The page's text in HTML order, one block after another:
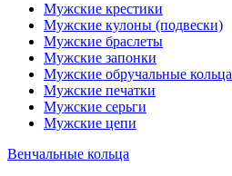
Мужские крестики
Мужские кулоны (подвески)
Мужские браслеты
Мужские запонки
Мужские обручальные кольца
Мужские печатки
Мужские серьги
Мужские цепи
Венчальные кольца